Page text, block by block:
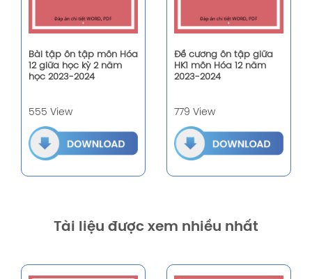
Bài tập ôn tập môn Hóa
12 giữa học kỳ 2 năm
học 2023-2024
555 View
Đề cương ôn tập giữa
HK1 môn Hóa 12 năm
2023-2024
779 View
Tài liệu được xem nhiều nhất